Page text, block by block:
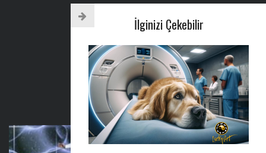
İlginizi Çekebilir
Email: luckypet@luckypet.com.tr
www.luckypet.com.tr
Tel : 0216 386 77 52
AYLIK BÜLTEN